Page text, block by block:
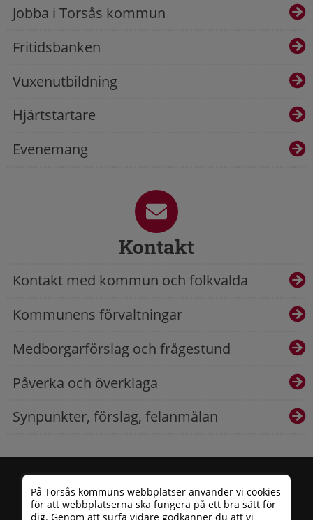
På Torsås kommuns webbplatser använder vi cookies
för att webbplatserna ska fungera på ett bra sätt för
dig. Genom att surfa vidare godkänner du att vi
Jobba i Torsås kommun
Fritidsbanken
Vuxenutbildning
Hjärtstartare
Evenemang
Kontakt
Kontakt med kommun och folkvalda
Kommunens förvaltningar
Medborgarförslag och frågestund
Påverka och överklaga
Synpunkter, förslag, felanmälan